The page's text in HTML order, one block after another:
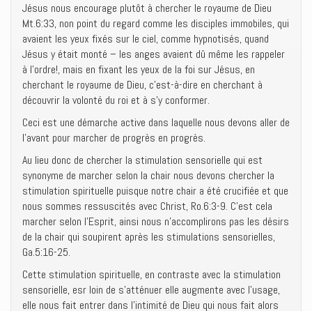
Jésus nous encourage plutôt à chercher le royaume de Dieu
Mt.6:33, non point du regard comme les disciples immobiles, qui
avaient les yeux fixés sur le ciel, comme hypnotisés, quand
Jésus y était monté – les anges avaient dû même les rappeler
à l’ordre!, mais en fixant les yeux de la foi sur Jésus, en
cherchant le royaume de Dieu, c’est-à-dire en cherchant à
découvrir la volonté du roi et à s’y conformer.
Ceci est une démarche active dans laquelle nous devons aller de
l’avant pour marcher de progrès en progrès.
Au lieu donc de chercher la stimulation sensorielle qui est
synonyme de marcher selon la chair nous devons chercher la
stimulation spirituelle puisque notre chair a été crucifiée et que
nous sommes ressuscités avec Christ, Ro.6:3-9. C’est cela
marcher selon l’Esprit, ainsi nous n’accomplirons pas les désirs
de la chair qui soupirent après les stimulations sensorielles,
Ga.5:16-25.
Cette stimulation spirituelle, en contraste avec la stimulation
sensorielle, esr loin de s’atténuer elle augmente avec l’usage,
elle nous fait entrer dans l’intimité de Dieu qui nous fait alors